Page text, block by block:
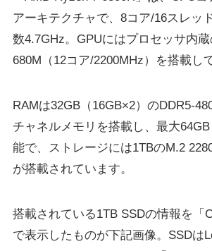
アーキテクチャで、8コア/16スレッ
数4.7GHz。GPUにはプロセッサ内
680M（12コア/2200MHz）を搭載し
RAMは32GB（16GB×2）のDDR5-
チャネルメモリを搭載し、最大
能で、ストレージには1TBのM.2
が搭載されています。
搭載されている1TB SSDの情報を「
で表示したものが下記画像。SSDは